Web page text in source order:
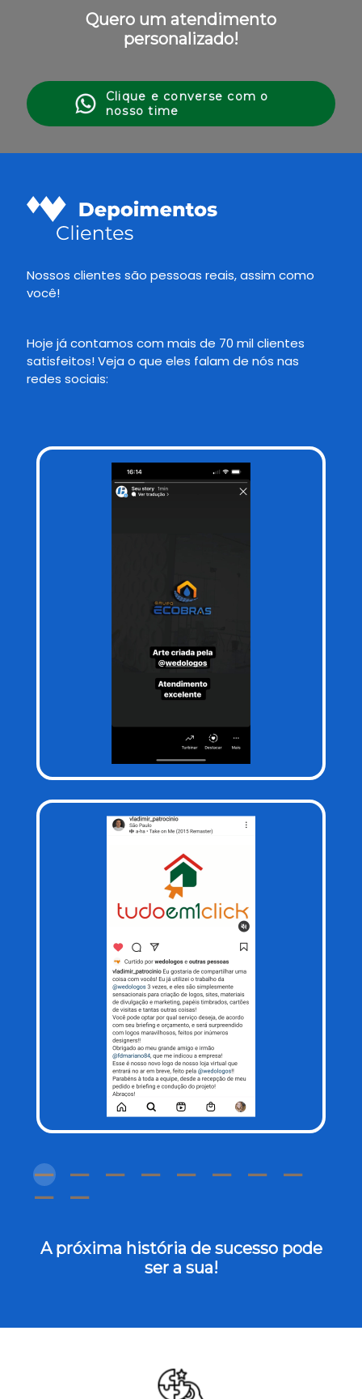
Quero um atendimento
personalizado!
Clique e converse com o
nosso time
Nossos clientes são pessoas reais, assim como
você!
Hoje já contamos com mais de 70 mil clientes
satisfeitos! Veja o que eles falam de nós nas
redes sociais:
A próxima história de sucesso pode
ser a sua!